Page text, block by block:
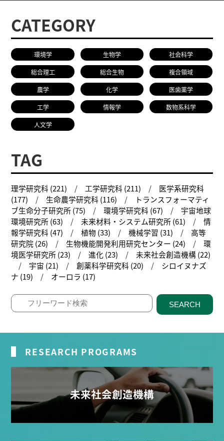
名古屋大学
名古屋大学基金
研究者総覧
CATEGORY
環境学 生物学 社会科学
総合理工 総合生物 複合領域
農学 化学 医歯薬学
工学 情報学 数物系科学
人文学
TAG
理学研究科 (221) 工学研究科 (211)
医学系研究科
(177)
生命農学研究科 (116)
トランスフォーマティ
ブ生命分子研究所 (75)
環境学研究科 (67)
宇宙地球
環境研究所 (63)
未来材料・システム研究所 (61)
情
報学研究科 (47)
植物 (33) 機械学習 (31)
高等
研究院 (26)
生物機能開発利用研究センター (24)
環
境医学研究所 (23)
進化 (23)
未来社会創造機構 (22)
宇宙 (21)
創薬科学研究科 (20)
シロイヌナズ
ナ (19)
オーロラ (17)
SEARCH
RESEARCH PROGRAMS
未来社会創造機構